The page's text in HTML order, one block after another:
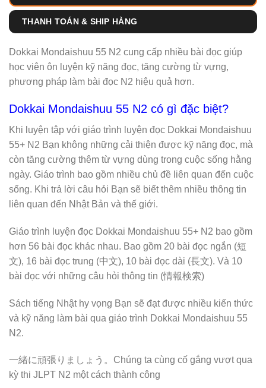
THANH TOÁN & SHIP HÀNG
Dokkai Mondaishuu 55 N2 cung cấp nhiều bài đọc giúp
học viên ôn luyện kỹ năng đọc, tăng cường từ vựng,
phương pháp làm bài đọc N2 hiệu quả hơn.
Dokkai Mondaishuu 55 N2 có gì đặc biệt?
Khi luyện tập với giáo trình luyện đọc Dokkai Mondaishuu
55+ N2 Bạn không những cải thiện được kỹ năng đọc, mà
còn tăng cường thêm từ vựng dùng trong cuộc sống hằng
ngày. Giáo trình bao gồm nhiều chủ đề liên quan đến cuộc
sống. Khi trả lời câu hỏi Bạn sẽ biết thêm nhiều thông tin
liên quan đến Nhật Bản và thế giới.
Giáo trình luyện đọc Dokkai Mondaishuu 55+ N2 bao gồm
hơn 56 bài đọc khác nhau. Bao gồm 20 bài đọc ngắn (短
文), 16 bài đọc trung (中文), 10 bài đọc dài (長文). Và 10
bài đọc với những câu hỏi thông tin (情報検索)
Sách tiếng Nhật hy vọng Bạn sẽ đạt được nhiều kiến thức
và kỹ năng làm bài qua giáo trình Dokkai Mondaishuu 55
N2.
一緒に頑張りましょう。Chúng ta cùng cố gắng vượt qua
kỳ thi JLPT N2 một cách thành công